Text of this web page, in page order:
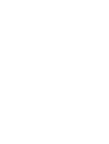
Titik Balik Reformasi